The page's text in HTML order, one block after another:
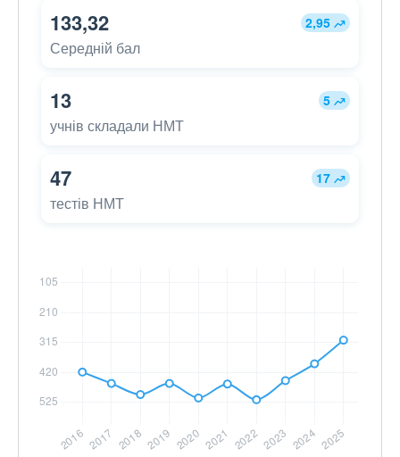
133,32 2,95
Середній бал
13 5
учнів складали НМТ
47 17
тестів НМТ